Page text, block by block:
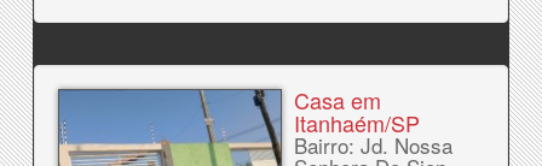
Casa em
Itanhaém/SP
Bairro: Jd. Nossa